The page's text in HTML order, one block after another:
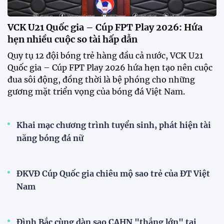
HLV Kim Sang Sik: "ĐT Việt Nam sẽ tung đội
hình mạnh nhất trước Campuchia"
CĐV vượt gần 80 km từ 5h30 sáng để mua vé xem
tuyển Việt Nam
Tuyển Việt Nam đối đầu Malaysia ở bán kết
ASEAN Cup 2026?
Đội tuyển nữ Việt Nam